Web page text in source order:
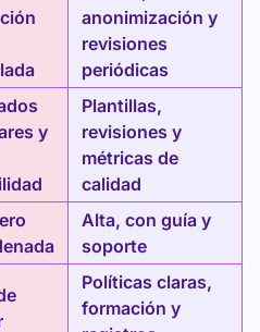
anonimización y
revisiones
periódicas
y
Plantillas,
revisiones y
métricas de
calidad
Alta, con guía y
soporte
Políticas claras,
formación y